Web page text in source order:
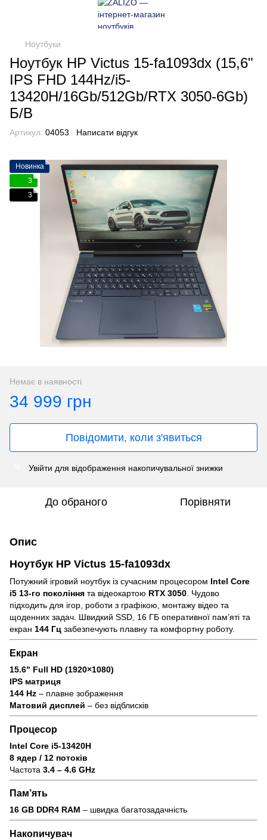
Ноутбуки
Ноутбук HP Victus 15-fa1093dx (15,6"
IPS FHD 144Hz/i5-
13420H/16Gb/512Gb/RTX 3050-6Gb)
Б/В
Артикул: 04053 Написати відгук
Новинка
3
3
Немає в наявності
34 999 грн
Повідомити, коли з'явиться
Увійти для відображення накопичувальної знижки
До обраного Порівняти
Опис
Ноутбук HP Victus 15-fa1093dx
Потужний ігровий ноутбук із сучасним процесором Intel Core
i5 13-го покоління та відеокартою RTX 3050 . Чудово
підходить для ігор, роботи з графікою, монтажу відео та
щоденних задач. Швидкий SSD, 16 ГБ оперативної пам’яті та
екран 144 Гц забезпечують плавну та комфортну роботу.
Екран
15.6" Full HD (1920×1080)
IPS матриця
144 Hz – плавне зображення
Матовий дисплей – без відблисків
Процесор
Intel Core i5-13420H
8 ядер / 12 потоків
Частота 3.4 – 4.6 GHz
Пам’ять
16 GB DDR4 RAM – швидка багатозадачність
Накопичувач